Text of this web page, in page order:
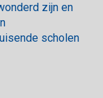
zijn en
scholen